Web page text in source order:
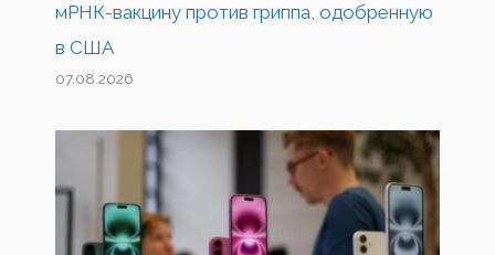
мРНК-вакцину против гриппа, одобренную
в США
07.08.2026